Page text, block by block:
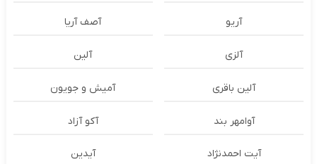
آریو آصف آریا
آلزی آلین
آلین باقری آمیش و جویون
آوامهر بند آکو آزاد
آیت احمدنژاد آیدین